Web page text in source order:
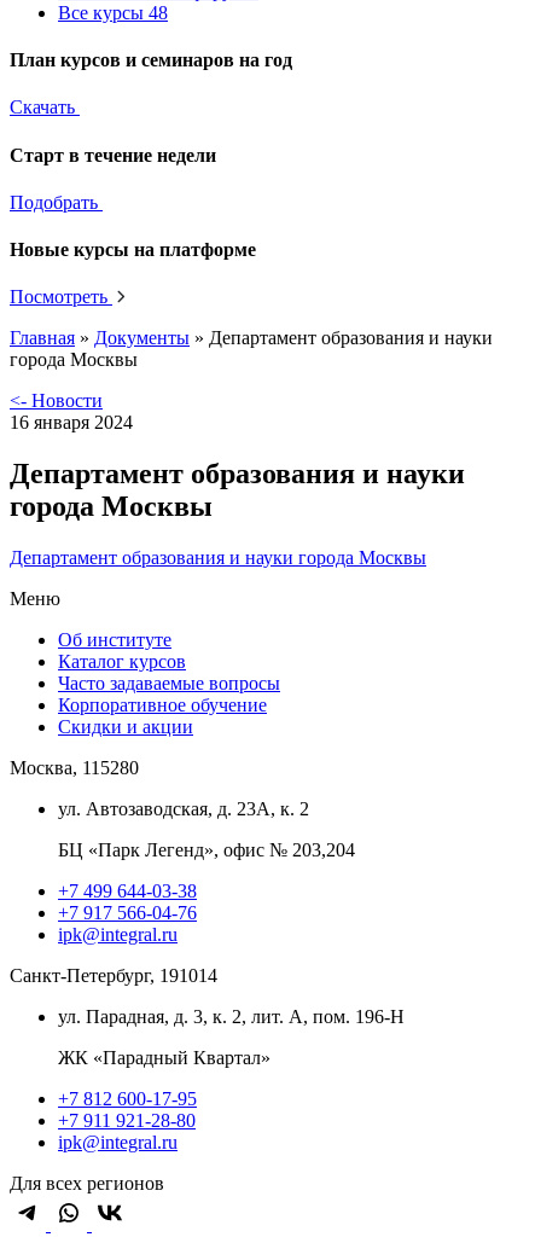
Все курсы 48
План курсов и семинаров на год
Скачать
Старт в течение недели
Подобрать
Новые курсы на платформе
Посмотреть
Главная » Документы » Департамент образования и науки
города Москвы
<- Новости
16 января 2024
Департамент образования и науки
города Москвы
Департамент образования и науки города Москвы
Меню
Об институте
Каталог курсов
Часто задаваемые вопросы
Корпоративное обучение
Скидки и акции
Москва, 115280
ул. Автозаводская, д. 23А, к. 2
БЦ «Парк Легенд», офис № 203,204
+7 499 644-03-38
+7 917 566-04-76
ipk@integral.ru
Санкт-Петербург, 191014
ул. Парадная, д. 3, к. 2, лит. А, пом. 196-Н
ЖК «Парадный Квартал»
+7 812 600-17-95
+7 911 921-28-80
ipk@integral.ru
Для всех регионов